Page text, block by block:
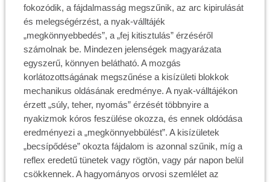
fokozódik, a fájdalmasság megszűnik, az arc kipirulását
és melegségérzést, a nyak-válltájék
„megkönnyebbedés”, a „fej kitisztulás” érzéséről
számolnak be. Mindezen jelenségek magyarázata
egyszerű, könnyen belátható. A mozgás
korlátozottságának megszűnése a kisízületi blokkok
mechanikus oldásának eredménye. A nyak-válltájékon
érzett „súly, teher, nyomás” érzését többnyire a
nyakizmok kóros feszülése okozza, és ennek oldódása
eredményezi a „megkönnyebbülést”. A kisízületek
„becsípődése” okozta fájdalom is azonnal szűnik, míg a
reflex eredetű tünetek vagy rögtön, vagy pár napon belül
csökkennek. A hagyományos orvosi szemlélet az